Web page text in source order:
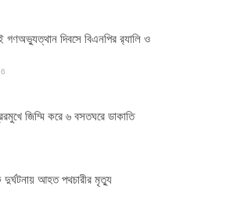
গণঅভ্যুত্থান দিবসে বিএনপির র‌্যালি ও
জিম্মি করে ৬ বসতঘরে ডাকাতি
আহত পথচারীর মৃত্যু